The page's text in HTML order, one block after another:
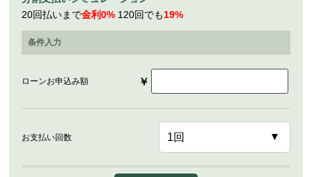
20回払いまで金利0% 120回でも19%
条件入力
ローンお申込み額 ￥
お支払い回数